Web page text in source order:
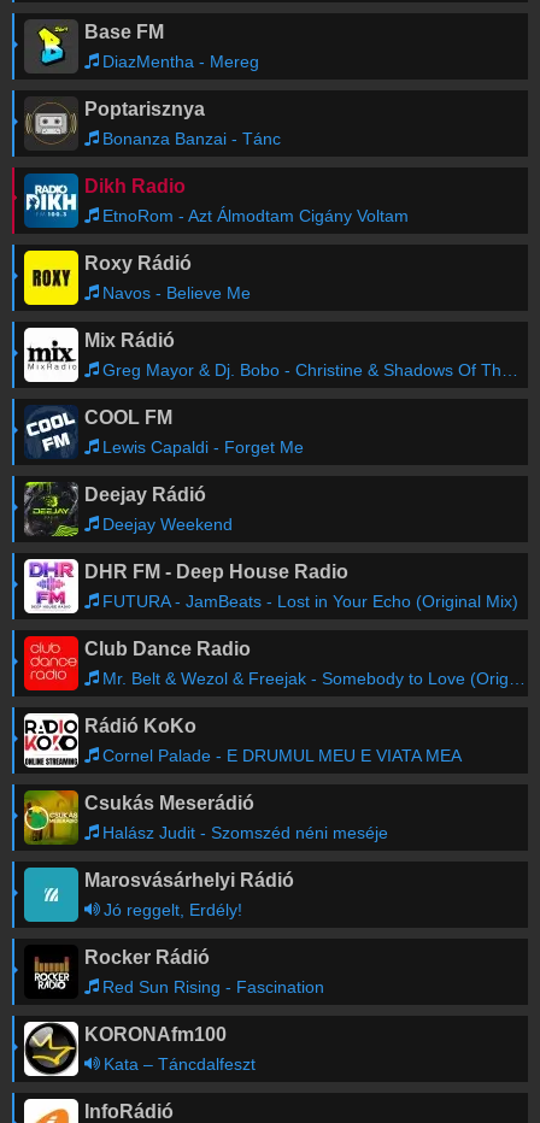
Base FM
DiazMentha - Mereg
Poptarisznya
Bonanza Banzai - Tánc
Dikh Radio
EtnoRom - Azt Álmodtam Cigány Voltam
Roxy Rádió
Navos - Believe Me
Mix Rádió
Greg Mayor & Dj. Bobo - Christine & Shadows Of The Night (Krob Mashup 2025)
COOL FM
Lewis Capaldi - Forget Me
Deejay Rádió
Deejay Weekend
DHR FM - Deep House Radio
FUTURA - JamBeats - Lost in Your Echo (Original Mix)
Club Dance Radio
Mr. Belt & Wezol & Freejak - Somebody to Love (Original Mix)
Rádió KoKo
Cornel Palade - E DRUMUL MEU E VIATA MEA
Csukás Meserádió
Halász Judit - Szomszéd néni meséje
Marosvásárhelyi Rádió
Jó reggelt, Erdély!
Rocker Rádió
Red Sun Rising - Fascination
KORONAfm100
Kata – Táncdalfeszt
InfoRádió